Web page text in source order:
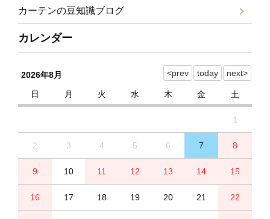
カーテンの豆知識ブログ
カレンダー
2026年8月
日
月 火 水 木 金 土
1
2 3 4 5 6 7 8
9 10 11 12 13 14 15
16 17 18 19 20 21 22